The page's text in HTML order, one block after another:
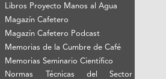
Libros Proyecto Manos al Agua
Magazín Cafetero
Magazín Cafetero Podcast
Memorias de la Cumbre de Café
Memorias Seminario Científico
Normas Técnicas del Sector